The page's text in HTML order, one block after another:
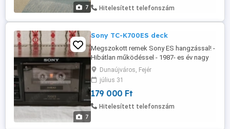
7 Hitelesített telefonszám
7
Sony TC-K700ES deck
Megszokott remek Sony ES hangzással! -
Hibátlan működéssel - 1987- es év nagy
magnója - 3 fej, Lézer amorf - Dual
capstan - Dolby B,C, HX-pro - Bias 105 Khz
- Frekvencia átvitel: 20hz-20.000hz Posta
futár automata ok.
Dunaújváros, Fejér
július 31
179 000 Ft
Hitelesített telefonszám